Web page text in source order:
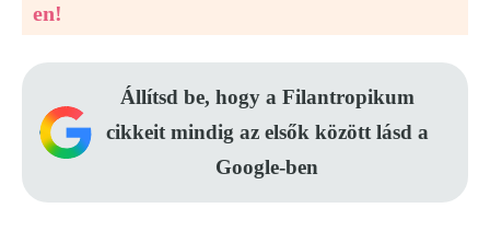
en!
Állítsd be, hogy a Filantropikum
cikkeit mindig az elsők között lásd a
Google-ben